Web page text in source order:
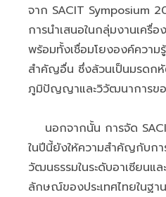
จาก SACIT Symposium
การนำเสนอในกลุ่มงานเครื่อ
พร้อมทั้งเชื่อมโยงองค์ควา
สำคัญอื่น ซึ่งล้วนเป็นมรดก
ภูมิปัญญาและวิวัฒนาการข
นอกจากนั้น การจัด
ในปีนี้ยังให้ความสำคัญกับก
วัฒนธรรมในระดับอาเซียนแ
ลักษณ์ของประเทศไทยในฐา